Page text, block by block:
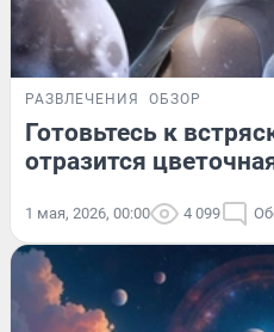
РАЗВЛЕЧЕНИЯ ОБЗОР
Готовьтесь к
отразится
1 мая, 2026, 00:00 4 099